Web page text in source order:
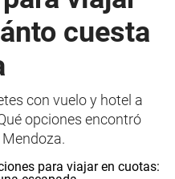
cuesta
con vuelo y hotel a
opciones encontró